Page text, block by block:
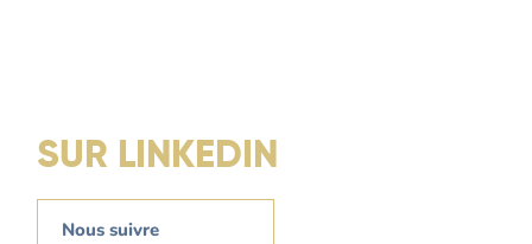
SUR LINKEDIN
Nous suivre